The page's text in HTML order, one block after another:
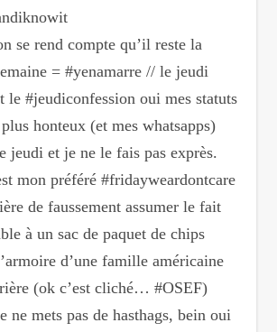
se rend compte qu’il reste la
= #yenamarre // le jeudi
le #jeudiconfession oui mes statuts
honteux (et mes whatsapps)
jeudi et je ne le fais pas exprès.
mon préféré #fridayweardontcare
de faussement assumer le fait
à un sac de paquet de chips
d’une famille américaine
(ok c’est cliché… #OSEF)
ne mets pas de hasthags, bein oui